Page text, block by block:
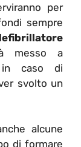
per
sempre
messo a
in caso di
svolto un
alcune
di formare